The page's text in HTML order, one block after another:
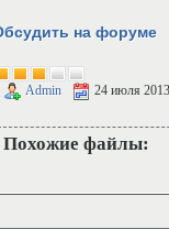
на форуме
Admin 24 июля 2013
Похожие файлы: